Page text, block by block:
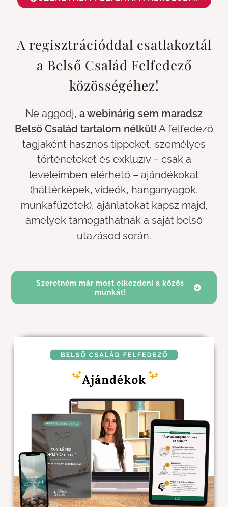
A regisztrációddal csatlakoztál
a Belső Család Felfedező
közösségéhez!
Ne aggódj, a webinárig sem maradsz
Belső Család tartalom nélkül! A felfedező
tagjaként hasznos tippeket, személyes
történeteket és exkluzív – csak a
leveleimben elérhető – ajándékokat
(háttérképek, videók, hanganyagok,
munkafüzetek), ajánlatokat kapsz majd,
amelyek támogathatnak a saját belső
utazásod során.
Szeretném már most elkezdeni a közös
munkát!